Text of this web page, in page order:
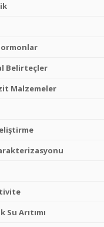
Belirteçler
Malzemeler
Su Arıtımı